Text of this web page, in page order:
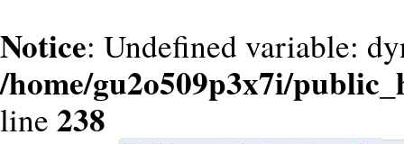
Notice: Undefined variable:
/home/gu2o509p3x7i/
line 238